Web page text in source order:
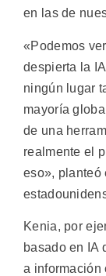
en las de
«Podemos
despierta la
ningún lugar
mayoría
de una
realmente el
eso», planteó
Kenia, por
basado en IA
a información